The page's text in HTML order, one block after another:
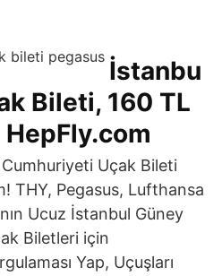
İstanbu
Bileti, 160 TL
Uçak Bileti
THY, Pegasus, Lufthansa
Ucuz İstanbul Güney
Biletleri için
Yap, Uçuşları